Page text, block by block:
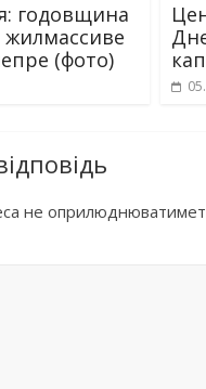
годовщина
жилмассиве
(фото)
не